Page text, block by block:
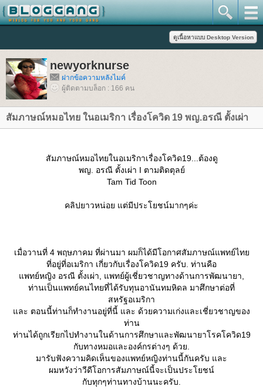
newyorknurse
ฝากข้อความหลังไมค์
ผู้ติดตามบล็อก : 166 คน
สัมภาษณ์หมอไทย ในอเมริกา เรื่องโควิด 19 พญ.อรณี ตั้งเผ่า
สัมภาษณ์หมอไทยในอเมริกาเรื่องโควิด19...ต้องดู
พญ. อรณี ตั้งเผ่า I ตามติดตุลย์
Tam Tid Toon
คลิปยาวหน่อย แต่มีประโยชน์มากๆค่ะ
เมื่อวานที่ 4 พฤษภาคม ที่ผ่านมา ผมก็ได้มีโอกาศสัมภาษณ์แพทย์ไท
ที่อยู่ที่อเมริกา เกี่ยวกับเรื่องโควิด19 ครับ. ท่านคือ
พทย์หญิง อรณี ตั้งเผ่า, แพทย์ผู้เชี่ยวชาญทางด้านการพัฒนายา,
ท่านเป็นแพทย์คนไทยที่ได้รับทุนอานันทมหิดล มาศึกษาต่อที่
สหรัฐอเมริกา
ละ ตอนนี้ท่านก็ทำงานอยู่ที่นี้ และ ด้วยความเก่งและเชี่ยวชาญของ
ท่าน
ท่านได้ถูกเรียกไปทำงานในด้านการศึกษาและพัฒนายาโรคโควิด19
กับทางหมอและองค์กรต่างๆ ด้วย.
มารับฟังความคิดเห็นของแพทย์หญิงท่านนี้กันครับ และ
ผมหวังว่าวีดีโอการสัมภาษณ์นี้จะเป็นประโยชน์
กับทุกๆท่านทางบ้านนะครับ.